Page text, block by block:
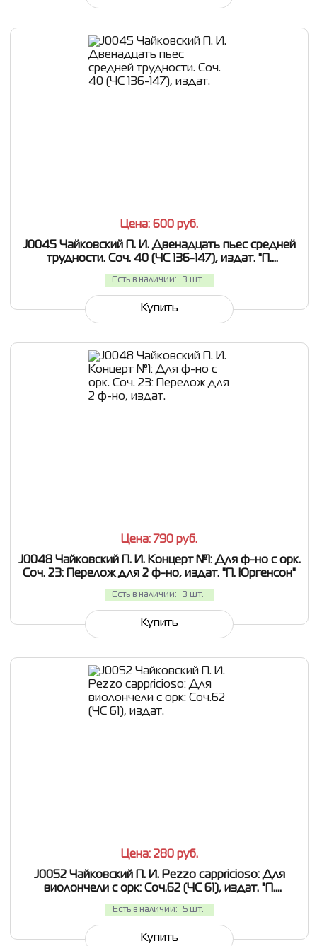
Цена: 600 руб.
J0045 Чайковский П. И. Двенадцать пьес средней
трудности. Соч. 40 (ЧС 136-147), издат. "П.
Юргенсон"
Есть в наличии: 3 шт.
Купить
Цена: 790 руб.
J0048 Чайковский П. И. Концерт №1: Для ф-но с орк.
Соч. 23: Перелож для 2 ф-но, издат. "П. Юргенсон"
Есть в наличии: 3 шт.
Купить
Цена: 280 руб.
J0052 Чайковский П. И. Pezzo cappricioso: Для
виолончели с орк: Соч.62 (ЧС 61), издат. "П.
Юргенсон"
Есть в наличии: 5 шт.
Купить